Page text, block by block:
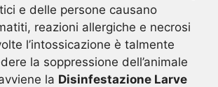
e delle persone causano
reazioni allergiche e necrosi
l’intossicazione è talmente
la soppressione dell’animale
la Disinfestazione Larve